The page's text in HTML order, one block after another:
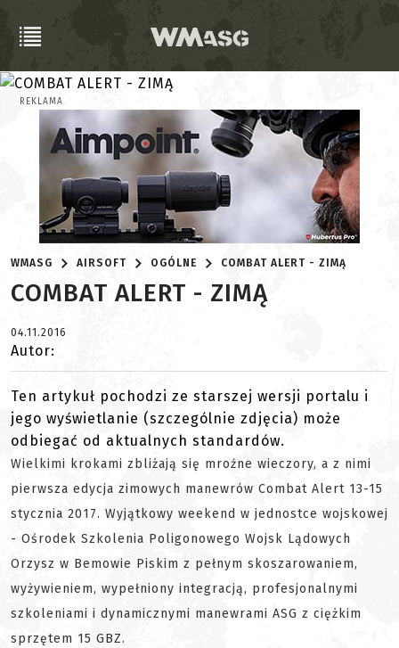
REKLAMA
WMASG AIRSOFT OGÓLNE COMBAT ALERT - ZIMĄ
COMBAT ALERT - ZIMĄ
04.11.2016
Autor:
Ten artykuł pochodzi ze starszej wersji portalu i
jego wyświetlanie (szczególnie zdjęcia) może
odbiegać od aktualnych standardów.
Wielkimi krokami zbliżają się mroźne wieczory, a z nimi
pierwsza edycja zimowych manewrów Combat Alert 13-15
stycznia 2017. Wyjątkowy weekend w jednostce wojskowej
- Ośrodek Szkolenia Poligonowego Wojsk Lądowych
Orzysz w Bemowie Piskim z pełnym skoszarowaniem,
wyżywieniem, wypełniony integracją, profesjonalnymi
szkoleniami i dynamicznymi manewrami ASG z ciężkim
sprzętem 15 GBZ.